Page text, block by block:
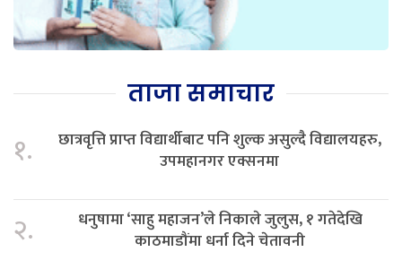
ताजा समाचार
१.
छात्रवृत्ति प्राप्त विद्यार्थीबाट पनि शुल्क असुल्दै विद्यालयहरु,
उपमहानगर एक्सनमा
२.
धनुषामा ‘साहु महाजन’ले निकाले जुलुस, १ गतेदेखि
काठमाडौंमा धर्ना दिने चेतावनी